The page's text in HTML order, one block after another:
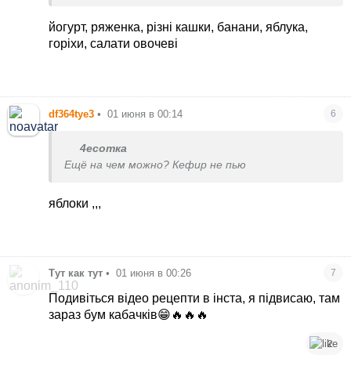
йогурт, ряженка, різні кашки, банани, яблука,
горіхи, салати овочеві
df364tye3 • 01 июня в 00:14 6
4есотка
Ещё на чем можно? Кефир не пью
яблоки ,,,
Тут как тут • 01 июня в 00:26 7
Подивіться відео рецепти в інста, я підвисаю, там
зараз бум кабачків😁🔥🔥🔥
2